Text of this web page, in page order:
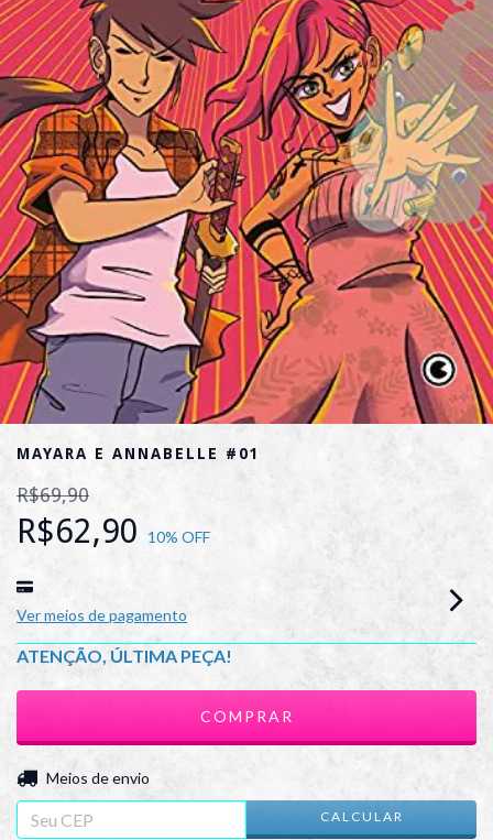
MAYARA E ANNABELLE #01
R$69,90
R$62,90 10% OFF
Ver meios de pagamento
ATENÇÃO, ÚLTIMA PEÇA!
Entregas para o CEP: ALTERAR CEP
Meios de envio
CALCULAR